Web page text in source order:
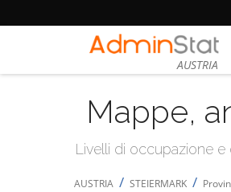
AUSTRIA
Mappe,
Livelli di occupazione
AUSTRIA / STEIERMARK /